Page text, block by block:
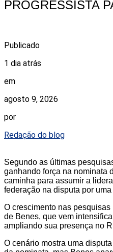
PROGRESSISTA
Publicado
1 dia atrás
em
agosto 9, 2026
por
Redação do blog
Segundo as últimas
ganhando força na nominata
caminha para assumir a
federação na disputa por
O crescimento nas
de Benes, que vem
ampliando sua presença no
O cenário mostra uma